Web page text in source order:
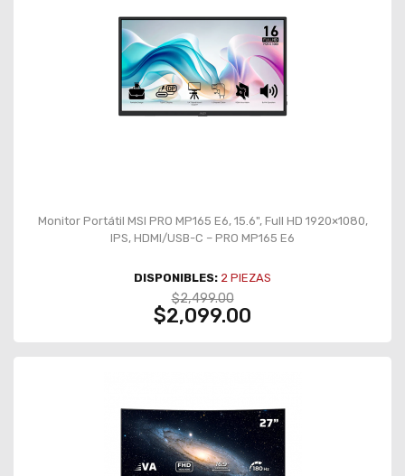
Monitor Portátil MSI PRO MP165 E6, 15.6", Full HD 1920×1080,
IPS, HDMI/USB-C – PRO MP165 E6
DISPONIBLES: 2 PIEZAS
$2,499.00
$2,099.00